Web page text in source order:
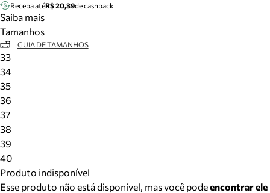
Tire dúvidas sobre pedidos, devoluções e mais.
Meus pedidos
Acompanhe seus pedidos e solicite devoluções.
Receba atéR$ 20,39de cashback
Saiba mais
Tamanhos
GUIA DE TAMANHOS
33
34
35
36
37
38
39
40
Produto indisponível
Esse produto não está disponível, mas você podeencontrar ele